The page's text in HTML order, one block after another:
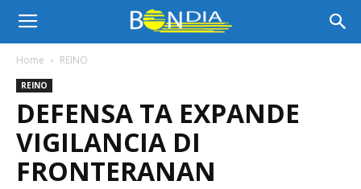
Bon
Dia
Aruba
Home REINO
REINO
DEFENSA TA EXPANDE
VIGILANCIA DI
FRONTERANAN